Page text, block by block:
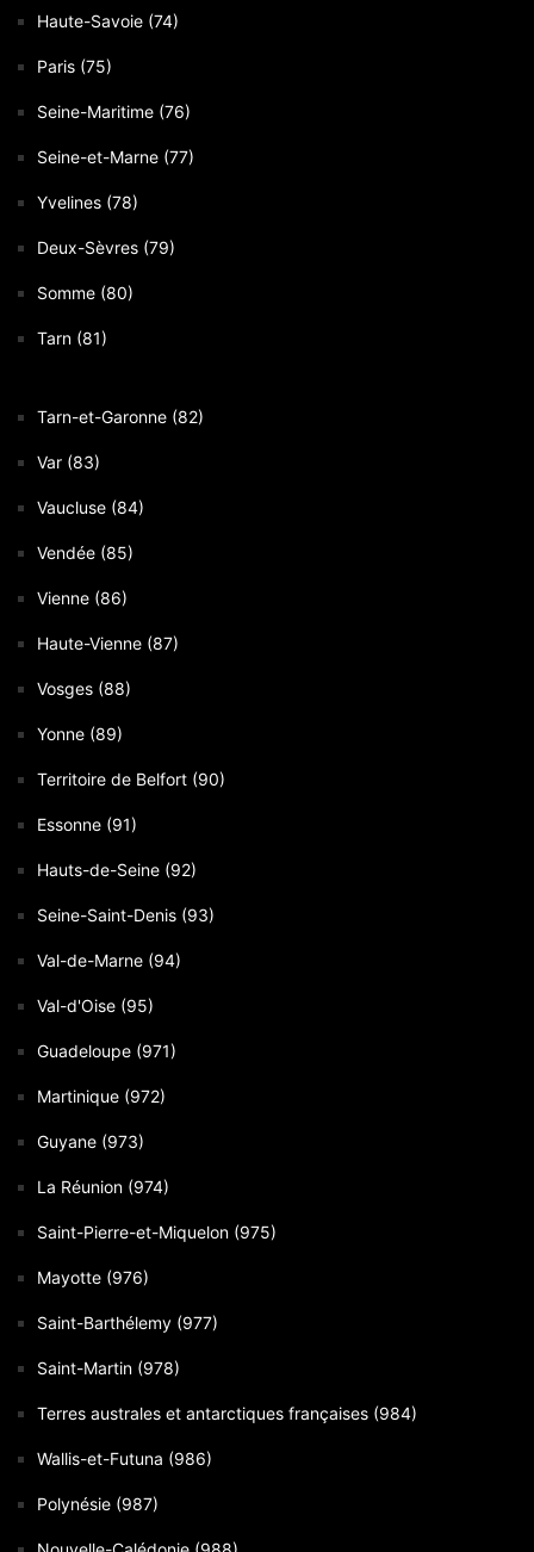
Haute-Savoie (74)
Paris (75)
Seine-Maritime (76)
Seine-et-Marne (77)
Yvelines (78)
Deux-Sèvres (79)
Somme (80)
Tarn (81)
Tarn-et-Garonne (82)
Var (83)
Vaucluse (84)
Vendée (85)
Vienne (86)
Haute-Vienne (87)
Vosges (88)
Yonne (89)
Territoire de Belfort (90)
Essonne (91)
Hauts-de-Seine (92)
Seine-Saint-Denis (93)
Val-de-Marne (94)
Val-d'Oise (95)
Guadeloupe (971)
Martinique (972)
Guyane (973)
La Réunion (974)
Saint-Pierre-et-Miquelon (975)
Mayotte (976)
Saint-Barthélemy (977)
Saint-Martin (978)
Terres australes et antarctiques françaises (984)
Wallis-et-Futuna (986)
Polynésie (987)